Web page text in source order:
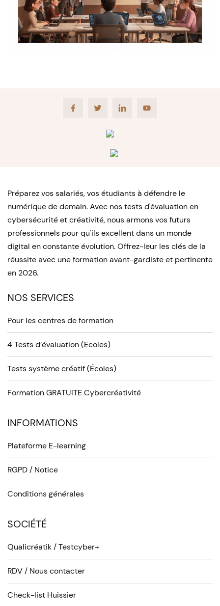
FacebookTwitter LinkedIn Youtube
Préparez vos salariés, vos étudiants à défendre le
numérique de demain. Avec nos tests d'évaluation en
cybersécurité et créativité, nous armons vos futurs
professionnels pour qu'ils excellent dans un monde
digital en constante évolution. Offrez-leur les clés de la
réussite avec une formation avant-gardiste et pertinente
en 2026.
NOS SERVICES
Pour les centres de formation
4 Tests d’évaluation (Ecoles)
Tests système créatif (Écoles)
Formation GRATUITE Cybercréativité
INFORMATIONS
Plateforme E-learning
RGPD / Notice
Conditions générales
SOCIÉTÉ
Qualicréatik / Testcyber+
RDV / Nous contacter
Check-list Huissier